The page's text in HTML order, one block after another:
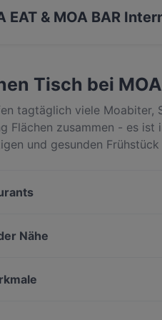
EAT & MOA BAR
Tisch bei
tagtäglich viele
Flächen zusammen - es
und gesunden
Walnüssen und
sorgen außerdem die
Indian Street Food
Nähe